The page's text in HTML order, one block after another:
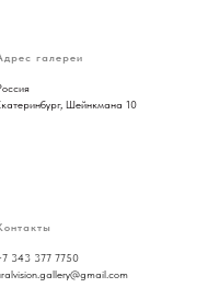
галереи
Шейнкмана 10
343 377 7750